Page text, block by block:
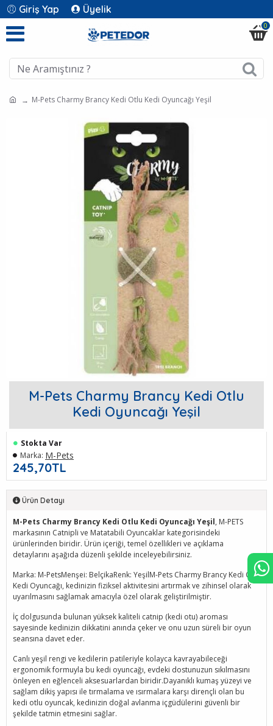
Giriş Yap Üyelik
0
M-Pets Charmy Brancy Kedi Otlu Kedi Oyuncağı Yeşil
M-Pets Charmy Brancy Kedi Otlu
Kedi Oyuncağı Yeşil
245,70TL
Stokta Var
Marka: M-Pets
Ürün Detayı
M-Pets Charmy Brancy Kedi Otlu Kedi Oyuncağı Yeşil, M-PETS
markasının Catnipli ve Matatabili Oyuncaklar kategorisindeki
ürünlerinden biridir. Ürün içeriği, temel özellikleri ve açıklama
detaylarını aşağıda düzenli şekilde inceleyebilirsiniz.
Marka: M-PetsMenşei: BelçikaRenk: YeşilM-Pets Charmy Brancy Kedi Otlu
Kedi Oyuncağı, kedinizin fiziksel aktivitesini artırmak ve zihinsel olarak
uyarılmasını sağlamak amacıyla özel olarak geliştirilmiştir.
İç dolgusunda bulunan yüksek kaliteli catnip (kedi otu) aroması
sayesinde kedinizin dikkatini anında çeker ve onu uzun süreli bir oyun
seansına davet eder.
Canlı yeşil rengi ve kedilerin patileriyle kolayca kavrayabileceği
ergonomik formuyla bu kedi oyuncağı, evdeki dostunuzun sıkılmasını
önleyen en eğlenceli aksesuarlardan biridir.Dayanıklı kumaş yüzeyi ve
sağlam dikiş yapısı ile tırmalama ve ısırmalara karşı dirençli olan bu
kedi otlu oyuncak, kedinizin doğal avlanma içgüdülerini güvenli bir
şekilde tatmin etmesini sağlar.